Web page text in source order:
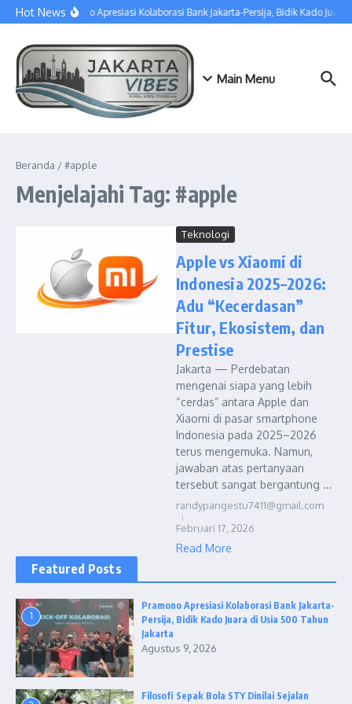
Lewati ke konten
Hot NewsPramono Apresiasi Kolaborasi Bank Jakarta-Persija, Bidik Kado
Main Menu
Beranda /#apple
Menjelajahi Tag: #apple
Teknologi
Apple vs Xiaomi di
Indonesia 2025–2026:
Adu “Kecerdasan”
Fitur, Ekosistem, dan
Prestise
Jakarta — Perdebatan
mengenai siapa yang lebih
“cerdas” antara Apple dan
Xiaomi di pasar smartphone
Indonesia pada 2025–2026
terus mengemuka. Namun,
jawaban atas pertanyaan
tersebut sangat bergantung ...
randypangestu7411@gmail.com
Februari 17, 2026
Read More
Featured Posts
1
Pramono Apresiasi Kolaborasi Bank Jakarta-
Persija, Bidik Kado Juara di Usia 500 Tahun
Jakarta
Agustus 9, 2026
Filosofi Sepak Bola STY Dinilai Sejalan